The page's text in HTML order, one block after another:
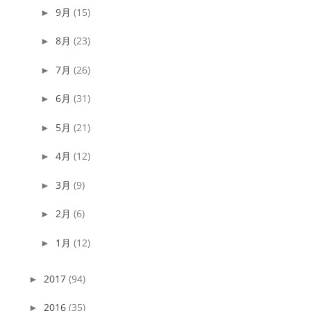
► 9月 (15)
► 8月 (23)
► 7月 (26)
► 6月 (31)
► 5月 (21)
► 4月 (12)
► 3月 (9)
► 2月 (6)
► 1月 (12)
► 2017 (94)
► 2016 (35)